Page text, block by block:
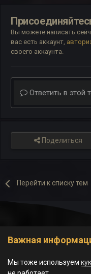
Вы можете написать
вас есть аккаунт,
своего аккаунта.
Ответить в этой
Поделиться
Перейти к списку тем
Важная
Мы тоже используем